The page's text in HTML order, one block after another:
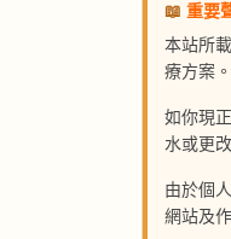
📖 重要
本站所
療方案
如你現
水或更
由於個
網站及